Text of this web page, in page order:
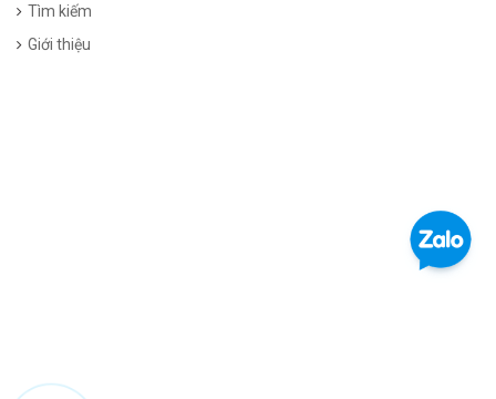
Tìm kiếm
Giới thiệu